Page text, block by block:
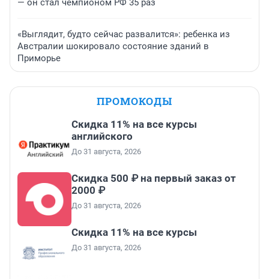
— он стал чемпионом РФ 35 раз
«Выглядит, будто сейчас развалится»: ребенка из
Австралии шокировало состояние зданий в
Приморье
ПРОМОКОДЫ
Скидка 11% на все курсы
английского
До 31 августа, 2026
Скидка 500 ₽ на первый заказ от
2000 ₽
До 31 августа, 2026
Скидка 11% на все курсы
До 31 августа, 2026